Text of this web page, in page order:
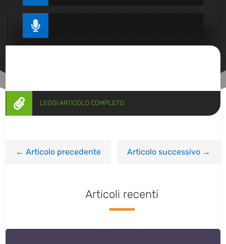

 LEGGI ARTICOLO COMPLETO
←Articolo precedente Articolo successivo→
Articoli recenti